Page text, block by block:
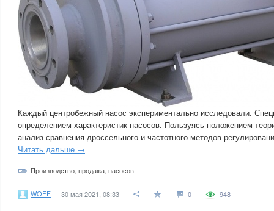
Каждый центробежный насос экспериментально исследовали.
определением характеристик насосов. Пользуясь положением
анализ сравнения дроссельного и частотного методов
Читать дальше →
Производство продажа насосов
WOFF 30 мая 2021, 08:33 0 948